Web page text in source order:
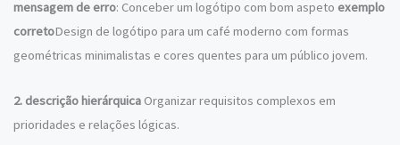
mensagem de erro: Conceber um logótipo com bom aspeto exemplo
corretoDesign de logótipo para um café moderno com formas
geométricas minimalistas e cores quentes para um público jovem.
2. descrição hierárquica Organizar requisitos complexos em
prioridades e relações lógicas.